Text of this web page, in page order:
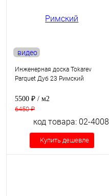
видео
Инженерная доска Tokarev
Parquet Дуб 23 Римский
5500 ₽ / м2
6450 ₽
код товара: 02-4008
Купить дешевле